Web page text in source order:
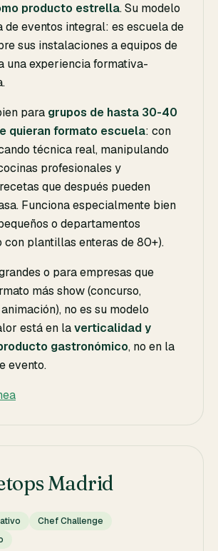
producto estrella. Su modelo
de eventos integral: es escuela de
sus instalaciones a equipos de
una experiencia formativa-
para grupos de hasta 30-40
quieran formato escuela: con
técnica real, manipulando
profesionales y
que después pueden
Funciona especialmente bien
o departamentos
con plantillas enteras de 80+).
o para empresas que
más show (concurso,
no es su modelo
está en laverticalidad y
gastronómico, no en la
evento.
Madrid
Chef Challenge